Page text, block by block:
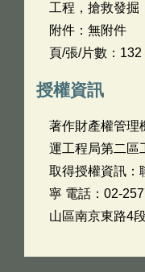
工程，搶救發掘
附件：無附件
頁/張/片數：132
授權資訊
著作財產權管理
運工程局第二區
取得授權資訊：
寧 電話：02-
山區南京東路4